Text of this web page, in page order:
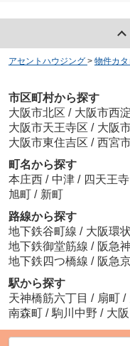
アセントハウジング > 物件カ
市区町村から探す
大阪市北区 / 大阪市西
大阪市天王寺区 / 大阪
大阪市東住吉区 / 西宮
町名から探す
本庄西 / 中津 / 四天王寺
旭町 / 新町
路線から探す
地下鉄谷町線 / 大阪環
地下鉄御堂筋線 / 阪急
地下鉄四つ橋線 / 阪急
駅から探す
天神橋筋六丁目 / 扇町 /
南森町 / 駒川中野 / 大阪